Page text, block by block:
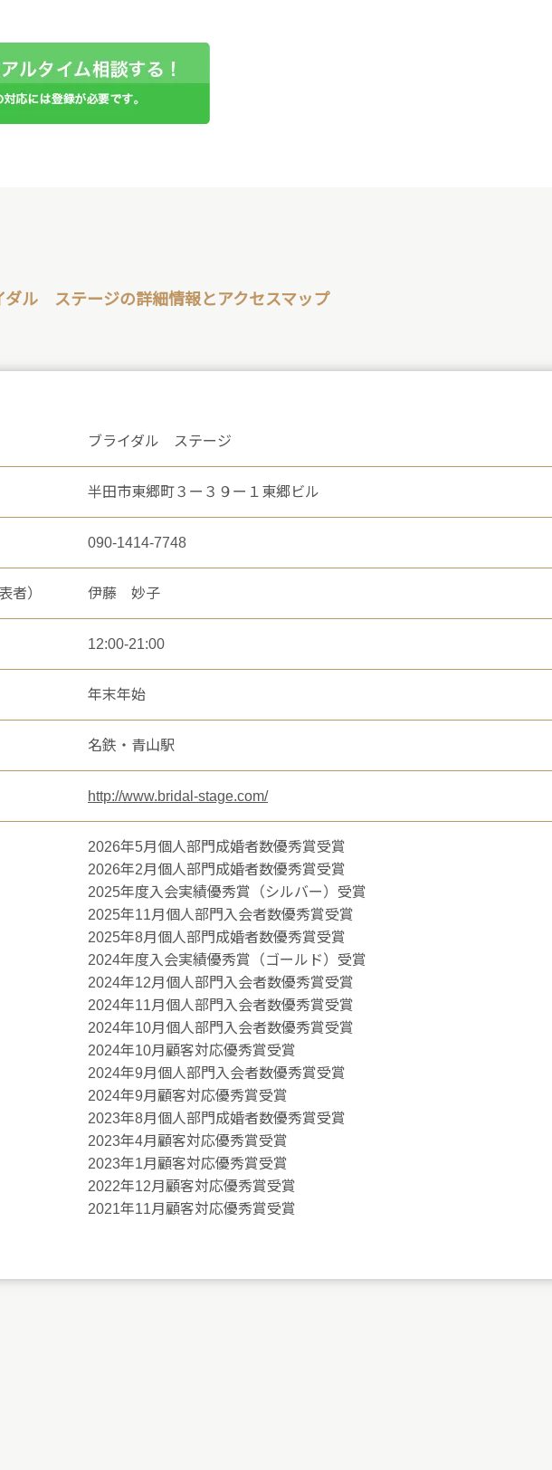
ダル ステージの詳細情報とアクセスマップ
ブライダル ステージ
半田市東郷町３ー３９ー１東郷ビル
090-1414-7748
者） 伊藤 妙子
12:00-21:00
年末年始
名鉄・青山駅
http://www.bridal-stage.com/
2026年5月個人部門成婚者数優秀賞受賞
2026年2月個人部門成婚者数優秀賞受賞
2025年度入会実績優秀賞（シルバー）受賞
2025年11月個人部門入会者数優秀賞受賞
2025年8月個人部門成婚者数優秀賞受賞
2024年度入会実績優秀賞（ゴールド）受賞
2024年12月個人部門入会者数優秀賞受賞
2024年11月個人部門入会者数優秀賞受賞
2024年10月個人部門入会者数優秀賞受賞
2024年10月顧客対応優秀賞受賞
2024年9月個人部門入会者数優秀賞受賞
2024年9月顧客対応優秀賞受賞
2023年8月個人部門成婚者数優秀賞受賞
2023年4月顧客対応優秀賞受賞
2023年1月顧客対応優秀賞受賞
2022年12月顧客対応優秀賞受賞
2021年11月顧客対応優秀賞受賞